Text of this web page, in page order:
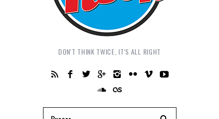
DON'T THINK TWICE, IT'S ALL RIGHT